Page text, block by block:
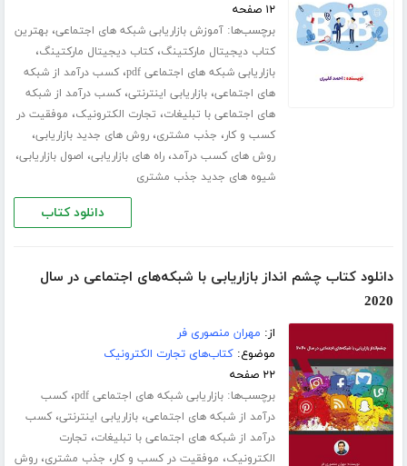
۱۲ صفحه
برچسب‌ها:آموزش بازاریابی شبکه های اجتماعی،بهترین
کتاب دیجیتال مارکتینگ،کتاب دیجیتال مارکتینگ،
بازاریابی شبکه های اجتماعی pdf ،کسب درآمد از شبکه
های اجتماعی،بازاریابی اینترنتی،کسب درآمد از شبکه
های اجتماعی با تبلیغات، تجارت الکترونیک، موفقیت در
کسب و کار، جذب مشتری،روش های جدید بازاریابی،
روش های کسب درآمد،راه های بازاریابی، اصول بازاریابی،
شیوه های جدید جذب مشتری
دانلود کتاب
دانلود کتاب چشم انداز بازاریابی با شبکه‌های اجتماعی در سال
2020
از: مهران منصوری فر
موضوع:کتاب‌های تجارت الکترونیک
۲۲ صفحه
برچسب‌ها:بازاریابی شبکه های اجتماعی pdf ،کسب
درآمد از شبکه های اجتماعی،بازاریابی اینترنتی،کسب
درآمد از شبکه های اجتماعی با تبلیغات، تجارت
الکترونیک، موفقیت در کسب و کار، جذب مشتری،روش